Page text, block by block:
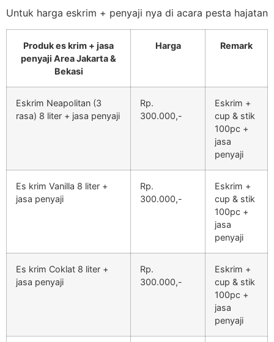
Untuk harga eskrim + penyaji nya di acara pesta hajatan
Produk es krim + jasa
penyaji Area Jakarta &
Bekasi
Harga Remark
Eskrim Neapolitan (3
rasa) 8 liter + jasa penyaji
Rp.
300.000,-
Eskrim +
cup & stik
100pc +
jasa
penyaji
Es krim Vanilla 8 liter +
jasa penyaji
Rp.
300.000,-
Eskrim +
cup & stik
100pc +
jasa
penyaji
Es krim Coklat 8 liter +
jasa penyaji
Rp.
300.000,-
Eskrim +
cup & stik
100pc +
jasa
penyaji